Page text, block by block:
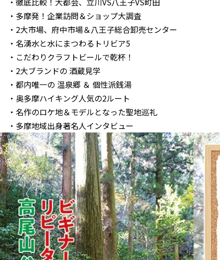
・多摩発！企業訪問＆ショップ大調査
・2大市場、府中市場＆八王子総合卸売センター
・名湧水と水にまつわるトリビア5
・こだわりクラフトビールで乾杯！
・2大ブランドの 酒蔵見学
・都内唯一の 温泉郷 ＆ 個性派銭湯
・奥多摩ハイキング人気の2ルート
・名作のロケ地＆モデルとなった聖地巡礼
・多摩地域出身著名人インタビュー